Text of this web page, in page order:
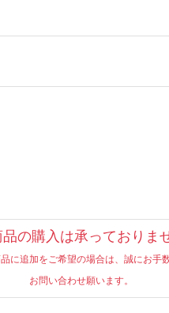
の購入は承っておりま
に追加をご希望の場合は、誠にお手数
お問い合わせ願います。